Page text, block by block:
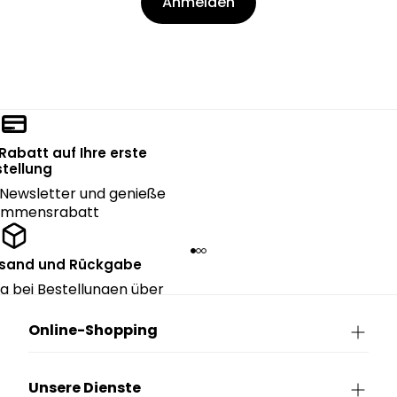
auf Ihre erste
und genieße
und Rückgabe
bei Bestellungen über
Online-Shopping
Unsere Dienste